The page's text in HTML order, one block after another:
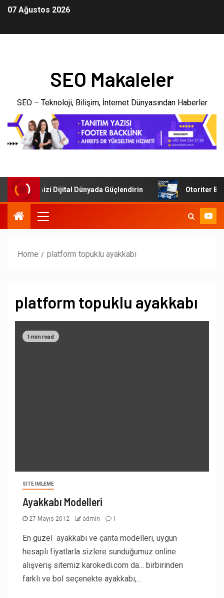
07 Ağustos 2026
SEO Makaleler
SEO – Teknoloji, Bilişim, İnternet Dünyasından Haberler
İşletmenizi Dijital Dünyada Güçlendirin Otoriter
Home platform topuklu ayakkabı
platform topuklu ayakkabı
1 min read
SITE IMLEME
Ayakkabı Modelleri
27 Mayıs 2012 admin 1
En güzel ayakkabı ve çanta modelleri, uygun
hesaplı fiyatlarla sizlere sunduğumuz online
alışveriş sitemiz karokedi.com da… birbirinden
farklı ve bol seçenekte ayakkabı,...